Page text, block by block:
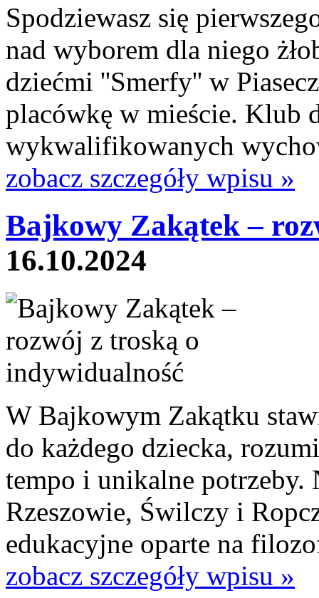
Spodziewasz się
nad wyborem dla niego
dziećmi ''Smerfy'' w
placówkę w mieście. Klub
wykwalifikowanych
zobacz szczegóły wpisu »
Bajkowy Zakątek –
16.10.2024
W Bajkowym Zakątku
do każdego dziecka,
tempo i unikalne potrzeby.
Rzeszowie, Świlczy i
edukacyjne oparte na
zobacz szczegóły wpisu »